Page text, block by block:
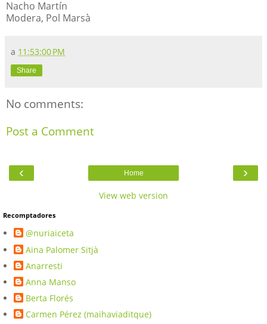
Nacho Martín
Modera, Pol Marsà
a 11:53:00 PM
Share
No comments:
Post a Comment
‹ ›
Home
View web version
Recomptadores
@nuriaiceta
Aina Palomer Sitjà
Anarresti
Anna Manso
Berta Florés
Carmen Pérez (maihaviaditque)